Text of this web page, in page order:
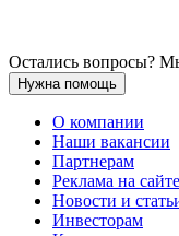
Остались вопросы?
Нужна помощь
О компании
Наши вакансии
Партнерам
Реклама на сайте
Новости и
Инвесторам